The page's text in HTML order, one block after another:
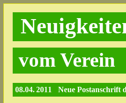
vom Verein
08.04. 2011 Neue Postanschrift